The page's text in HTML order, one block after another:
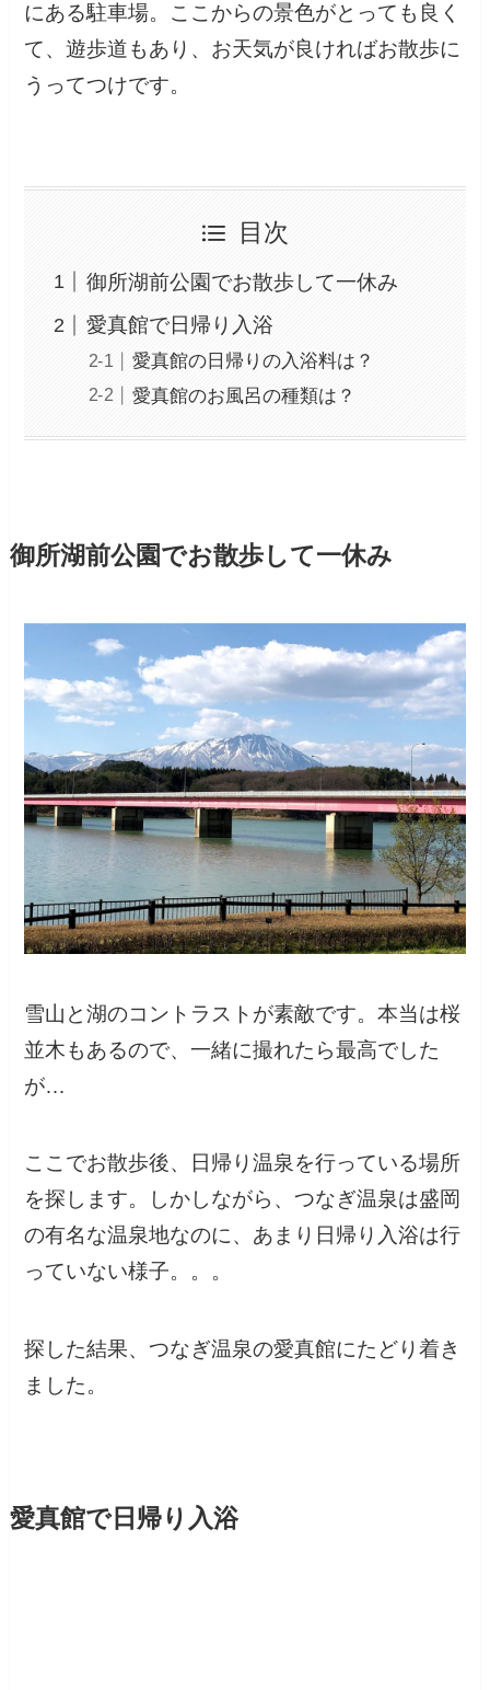
にある駐車場。ここからの景色がとっても良く
て、遊歩道もあり、お天気が良ければお散歩に
うってつけです。
目次
御所湖前公園でお散歩して一休み
愛真館で日帰り入浴
愛真館の日帰りの入浴料は？
愛真館のお風呂の種類は？
御所湖前公園でお散歩して一休み
雪山と湖のコントラストが素敵です。本当は桜
並木もあるので、一緒に撮れたら最高でした
が…
ここでお散歩後、日帰り温泉を行っている場所
を探します。しかしながら、つなぎ温泉は盛岡
の有名な温泉地なのに、あまり日帰り入浴は行
っていない様子。。。
探した結果、つなぎ温泉の愛真館にたどり着き
ました。
愛真館で日帰り入浴